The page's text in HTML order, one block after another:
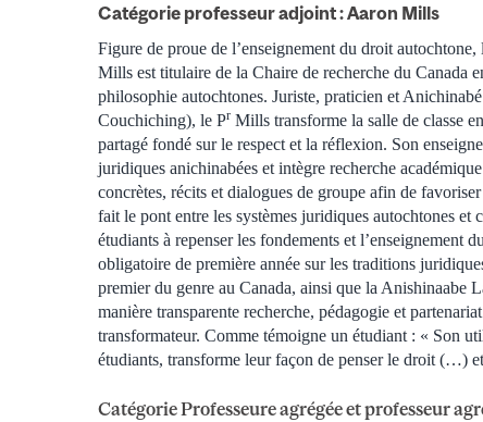
Catégorie professeur adjoint : Aaron Mills
Figure de proue de l’enseignement du droit
Mills est titulaire de la Chaire de recherche du Canada
philosophie autochtones. Juriste, praticien et
Couchiching), le Pr Mills transforme la salle de classe
partagé fondé sur le respect et la réflexion. Son
juridiques anichinabées et intègre recherche
concrètes, récits et dialogues de groupe afin de
fait le pont entre les systèmes juridiques autochtones et
étudiants à repenser les fondements et l’enseignement
obligatoire de première année sur les traditions
premier du genre au Canada, ainsi que la
manière transparente recherche, pédagogie et
transformateur. Comme témoigne un étudiant : « Son
étudiants, transforme leur façon de penser le droit (…)
Catégorie Professeure agrégée et professeur